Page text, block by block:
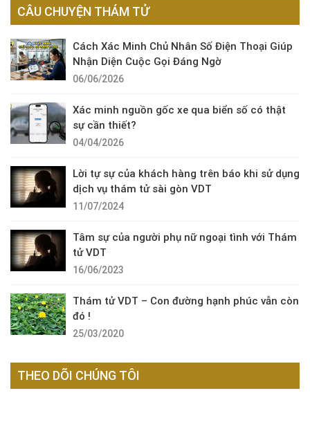
CÂU CHUYỆN THÁM TỬ
Cách Xác Minh Chủ Nhân Số Điện Thoại Giúp
Nhận Diện Cuộc Gọi Đáng Ngờ
06/06/2026
Xác minh nguồn gốc xe qua biển số có thật
sự cần thiết?
04/04/2026
Lời tự sự của khách hàng trên báo khi sử dụng
dịch vụ thám tử sài gòn VDT
11/07/2024
Tâm sự của người phụ nữ ngoại tình với Thám
tử VDT
16/06/2023
Thám tử VDT – Con đường hạnh phúc vẫn còn
đó !
25/03/2020
THEO DÕI CHÚNG TÔI